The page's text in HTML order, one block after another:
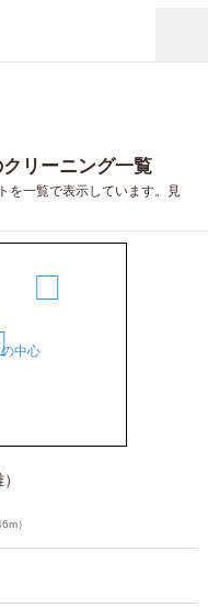
リーニング一覧
を一覧で表示しています。見
）